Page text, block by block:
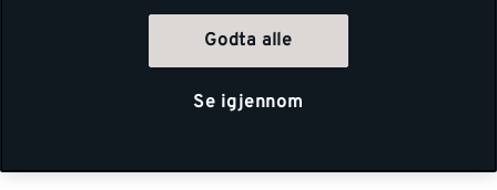
Godta alle
Se igjennom